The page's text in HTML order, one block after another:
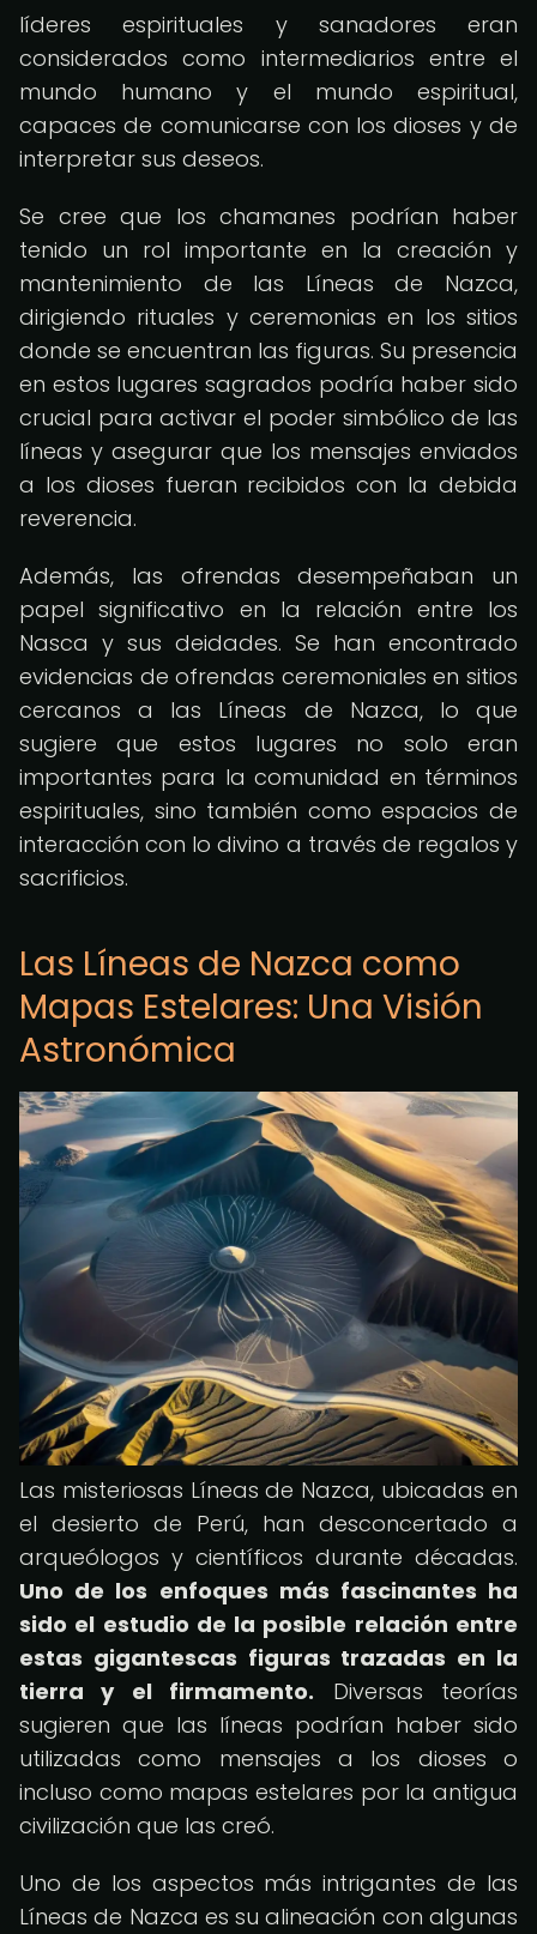
líderes espirituales y sanadores eran
considerados como intermediarios entre el
mundo humano y el mundo espiritual,
capaces de comunicarse con los dioses y de
interpretar sus deseos.
Se cree que los chamanes podrían haber
tenido un rol importante en la creación y
mantenimiento de las Líneas de Nazca,
dirigiendo rituales y ceremonias en los sitios
donde se encuentran las figuras. Su presencia
en estos lugares sagrados podría haber sido
crucial para activar el poder simbólico de las
líneas y asegurar que los mensajes enviados
a los dioses fueran recibidos con la debida
reverencia.
Además, las ofrendas desempeñaban un
papel significativo en la relación entre los
Nasca y sus deidades. Se han encontrado
evidencias de ofrendas ceremoniales en sitios
cercanos a las Líneas de Nazca, lo que
sugiere que estos lugares no solo eran
importantes para la comunidad en términos
espirituales, sino también como espacios de
interacción con lo divino a través de regalos y
sacrificios.
Las Líneas de Nazca como
Mapas Estelares: Una Visión
Astronómica
Las misteriosas Líneas de Nazca, ubicadas en
el desierto de Perú, han desconcertado a
arqueólogos y científicos durante décadas.
Uno de los enfoques más fascinantes ha
sido el estudio de la posible relación entre
estas gigantescas figuras trazadas en la
tierra y el firmamento. Diversas teorías
sugieren que las líneas podrían haber sido
utilizadas como mensajes a los dioses o
incluso como mapas estelares por la antigua
civilización que las creó.
Uno de los aspectos más intrigantes de las
Líneas de Nazca es su alineación con algunas